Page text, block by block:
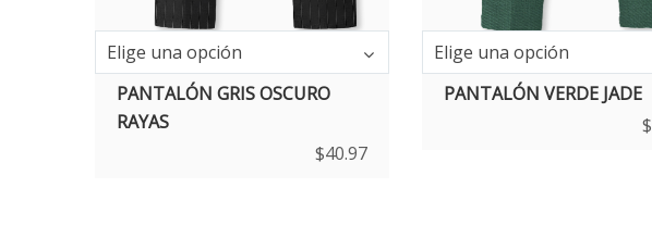
Elige una opción
PANTALÓN GRIS OSCURO
RAYAS
$40.97
Elige una opción
PANTALÓN VERDE JADE
$